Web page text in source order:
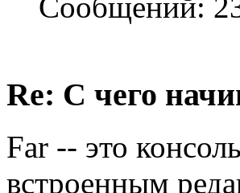
Re: С чего
Far -- это
встроенным